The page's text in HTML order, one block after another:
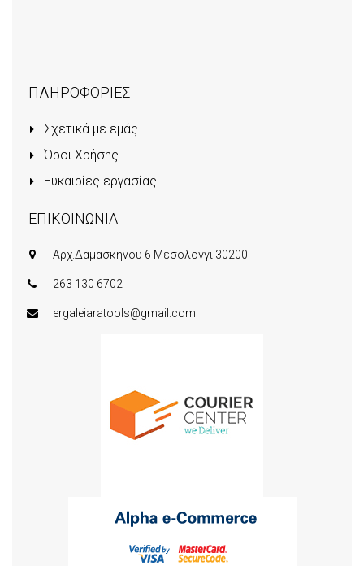
ΠΛΗΡΟΦΟΡΙΕΣ
Σχετικά με εμάς
Όροι Χρήσης
Ευκαιρίες εργασίας
ΕΠΙΚΟΙΝΩΝΙΑ
Αρχ.Δαμασκηνου 6 Μεσολογγι 30200
263 130 6702
ergaleiaratools@gmail.com